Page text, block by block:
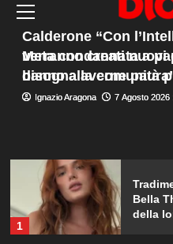
Menu
principale
persone legate a
russo”
Giuseppe Recca 7 Agosto
Calderone “Con
verranno creati nuovi
bisogna averne
Ignazio Aragona 7 Agosto 2026
Meta condannata a
danno alla comunità
Ignazio Aragona 7 Agosto 2026
4
bis
1
Bella
della